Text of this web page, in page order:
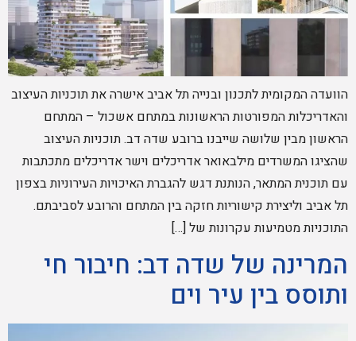
הוועדה המקומית לתכנון ובנייה תל אביב אישרה את תוכניות העיצוב
והאדריכלות המפורטות הראשונות במתחם אשכול – המתחם
הראשון מבין שלושה שייבנו ברובע שדה דב. תוכניות העיצוב
שהציגו המשרדים מילבאואר אדריכלים וישר אדריכלים מתכתבות
עם תוכנית המתאר, הנותנת דגש להגברת האיכויות העירוניות בצפון
תל אביב וליצירת קישוריות חזקה בין המתחם והרובע לסביבתם.
התוכניות מטמיעות עקרונות של […]
המרינה של שדה דב: חיבור חי
ותוסס בין עיר וים